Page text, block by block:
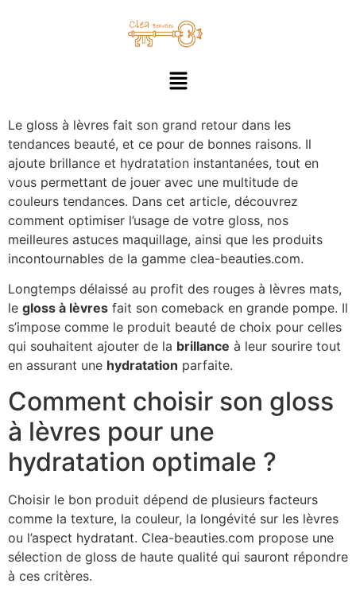
Le gloss à lèvres fait son grand retour dans les
tendances beauté, et ce pour de bonnes raisons. Il
ajoute brillance et hydratation instantanées, tout en
vous permettant de jouer avec une multitude de
couleurs tendances. Dans cet article, découvrez
comment optimiser l’usage de votre gloss, nos
meilleures astuces maquillage, ainsi que les produits
incontournables de la gamme clea-beauties.com.
Longtemps délaissé au profit des rouges à lèvres mats,
le gloss à lèvres fait son comeback en grande pompe. Il
s’impose comme le produit beauté de choix pour celles
qui souhaitent ajouter de la brillance à leur sourire tout
en assurant une hydratation parfaite.
Comment choisir son gloss
à lèvres pour une
hydratation optimale ?
Choisir le bon produit dépend de plusieurs facteurs
comme la texture, la couleur, la longévité sur les lèvres
ou l’aspect hydratant. Clea-beauties.com propose une
sélection de gloss de haute qualité qui sauront répondre
à ces critères.